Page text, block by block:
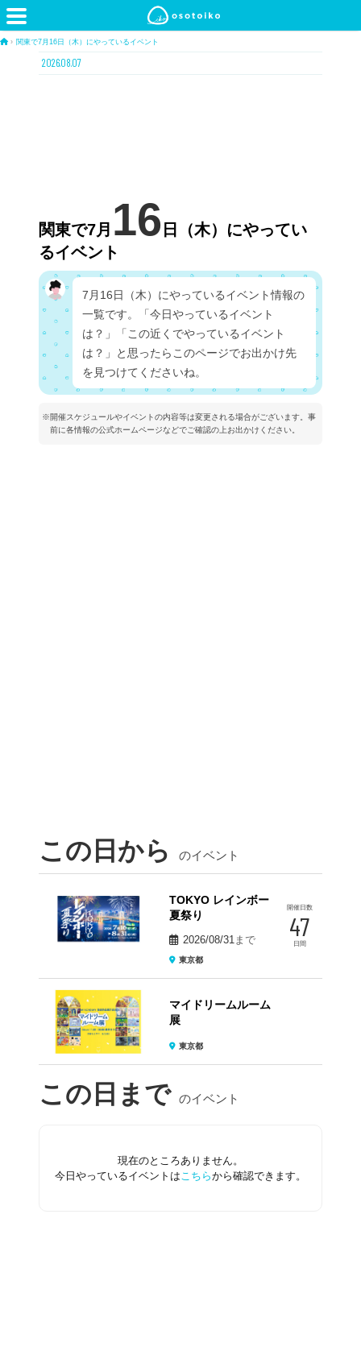
› 関東で7月16日（木）にやっているイベント
2026.08.07
関東で7月 16 日（木）にやってい
るイベント
7月16日（木）にやっているイベント情報の
一覧です。「今日やっているイベント
は？」「この近くでやっているイベント
は？」と思ったらこのページでお出かけ先
を見つけてくださいね。
※開催スケジュールやイベントの内容等は変更される場合がございます。事
前に各情報の公式ホームページなどでご確認の上お出かけください。
この日から のイベント
TOKYO レインボー
夏祭り
2026/08/31まで
東京都
開催日数
47
日間
マイドリームルーム
展
東京都
この日まで のイベント
現在のところありません。
今日やっているイベントはこちらから確認できます。